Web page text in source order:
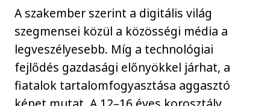
A szakember szerint a digitális világ
szegmensei közül a közösségi média a
legveszélyesebb. Míg a technológiai
fejlődés gazdasági előnyökkel járhat, a
fiatalok tartalomfogyasztása aggasztó